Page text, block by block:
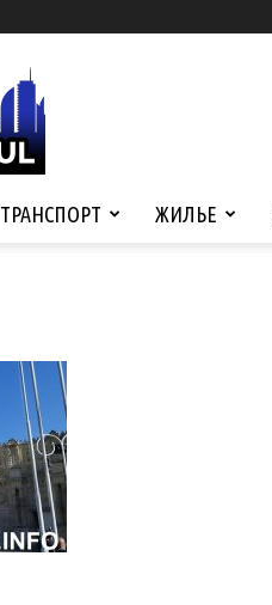
ТРАНСПОРТ ЖИЛЬЕ